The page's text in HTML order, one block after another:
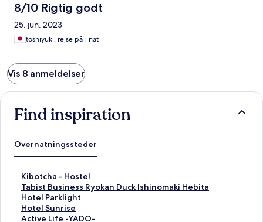
8/10 Rigtig godt
25. jun. 2023
toshiyuki, rejse på 1 nat
Vis 8 anmeldelser
Find inspiration
Overnatningssteder
Kibotcha - Hostel
L
i
n
k
å
Tabist Business Ryokan Duck Ishinomaki Hebita
L
i
n
k
Hotel Parklight
L
i
n
Hotel Sunrise
L
iActive Life -YADO-
L